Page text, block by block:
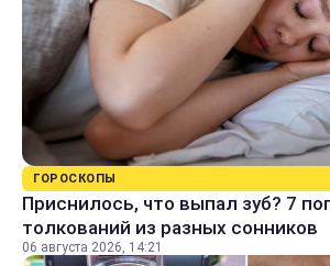
ГОРОСКОПЫ
Приснилось, что выпал зуб? 7
толкований из разных сонников
06 августа 2026, 14:21